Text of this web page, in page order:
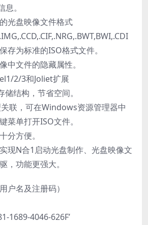
。
光盘映像文件格式
存为标准的ISO格式文件。
中文件的隐藏属性。
2/3和Joliet扩展
结构，节省空间。
联，可在Windows资源管理器中
菜单打开ISO文件。
分方便。
现N合1启动光盘制作、光盘映像文
，功能更强大。
户名及注册码）
1689-4046-626F’